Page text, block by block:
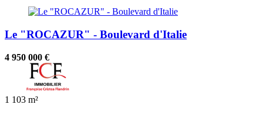
Le "ROCAZUR" - Boulevard d'Italie
4 950 000 €
1 103 m²